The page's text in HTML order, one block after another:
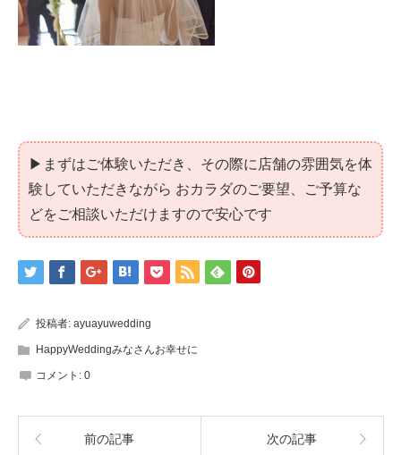
▶まずはご体験いただき、その際に店舗の雰囲気を体
験していただきながら おカラダのご要望、ご予算な
どをご相談いただけますので安心です
投稿者: ayuayuwedding
HappyWeddingみなさんお幸せに
コメント: 0
前の記事 次の記事